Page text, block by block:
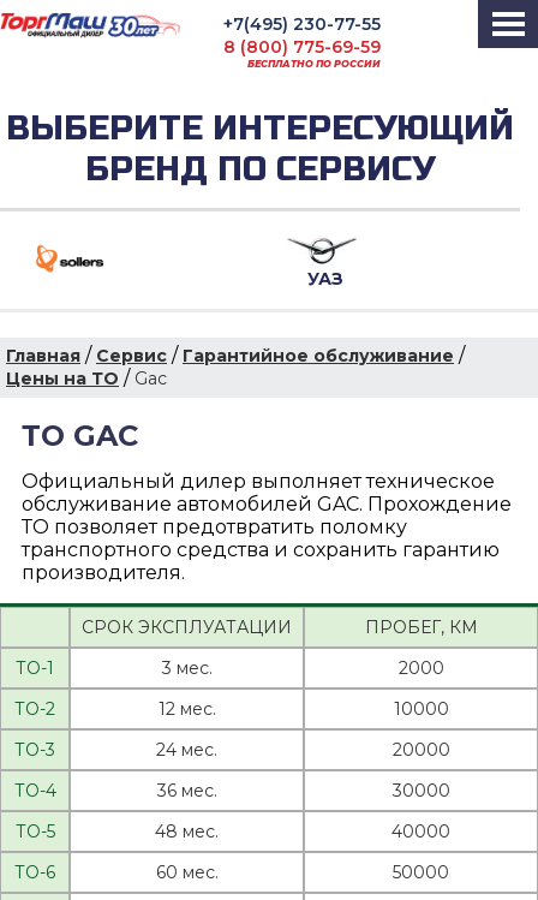
+7(495) 230-77-55
8 (800) 775-69-59
БЕСПЛАТНО ПО РОССИИ
ВЫБЕРИТЕ ИНТЕРЕСУЮЩИЙ
БРЕНД ПО СЕРВИСУ
УАЗ
Главная / Сервис / Гарантийное обслуживание /
Цены на ТО / Gac
ТО GAC
Официальный дилер выполняет техническое
обслуживание автомобилей GAC. Прохождение
ТО позволяет предотвратить поломку
транспортного средства и сохранить гарантию
производителя.
ТО-1
ТО-2
ТО-3
ТО-4
ТО-5
ТО-6
СРОК ЭКСПЛУАТАЦИИ
3 мес.
12 мес.
24 мес.
36 мес.
48 мес.
60 мес.
ПРОБЕГ, КМ
2000
10000
20000
30000
40000
50000